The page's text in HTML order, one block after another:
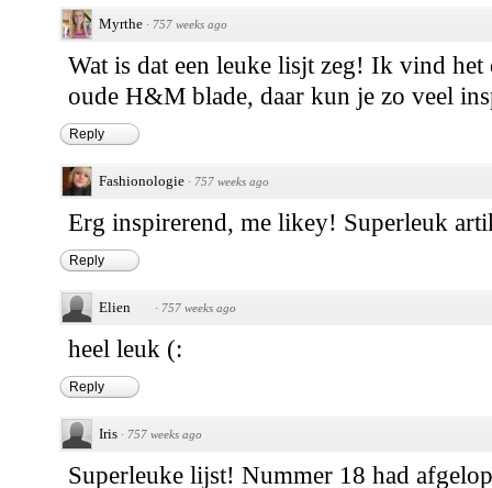
Myrthe · 757 weeks ago
Wat is dat een leuke lisjt zeg! Ik vind
oude H&M blade, daar kun je zo veel
Reply
Fashionologie · 757 weeks ago
Erg inspirerend, me likey! Superleuk
Reply
Elien · 757 weeks ago
heel leuk (:
Reply
Iris · 757 weeks ago
Superleuke lijst! Nummer 18 had